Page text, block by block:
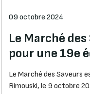
09 octobre 2024
Le Marché
pour une 19e
Le Marché des Saveurs
Rimouski, le 9 octobre